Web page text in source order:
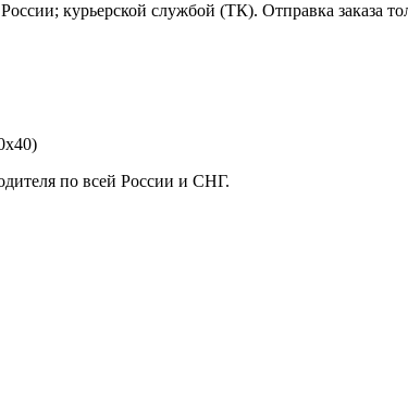
курьерской службой (ТК). Отправка заказа
по всей России и СНГ.